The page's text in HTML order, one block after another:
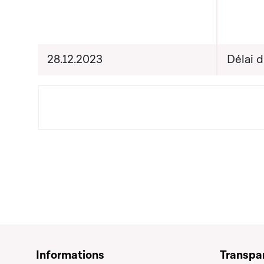
des
28.12.2023 Délai
Informations